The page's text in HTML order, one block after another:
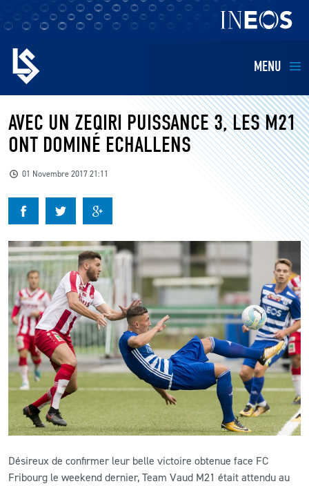
MENU
EQUIPES
BILLETTERIE
KIDS
BUSINESS
RESTAURATION
CLUB
CONTACT
ACTUALITÉS
L’APP DU LS
AVEC UN ZEQIRI PUISSANCE 3, LES M21
ONT DOMINÉ ECHALLENS
01 Novembre 2017 21:11
Désireux de confirmer leur belle victoire obtenue face FC
Fribourg le weekend dernier, Team Vaud M21 était attendu au